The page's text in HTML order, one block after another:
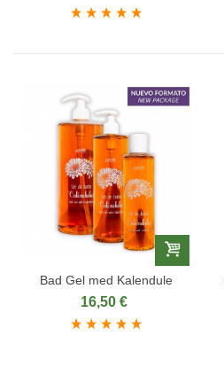
Bad Gel med Kalendule
16,50 €